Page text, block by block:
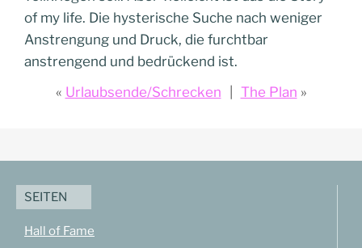
of my life. Die hysterische Suche nach weniger
Anstrengung und Druck, die furchtbar
anstrengend und bedrückend ist.
Urlaubsende/Schrecken
The Plan
SEITEN
Hall of Fame